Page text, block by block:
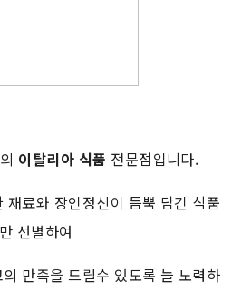
이탈리아 식품 전문점입니다.
재료와 장인정신이 듬뿍 담긴 식품
선별하여
만족을 드릴수 있도록 늘 노력하